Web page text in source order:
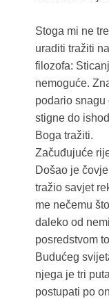
Stoga mi ne
uraditi tražiti
filozofa:
nemoguće.
podario snagu
stigne do
Boga tražiti.
Začuđujuće
Došao je
tražio savjet
me nečemu
daleko od
posredstvom
Budućeg
njega je tri
postupati po